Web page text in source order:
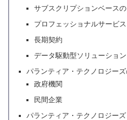
サブスクリプションベース
プロフェッショナルサービ
長期契約
データ駆動型ソリューション
パランティア・テクノロジー
政府機関
民間企業
パランティア・テクノロジー